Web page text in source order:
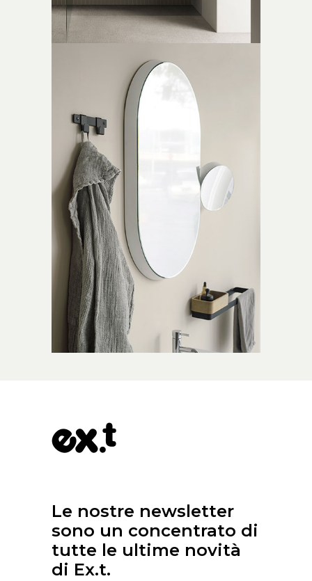
Le nostre newsletter
sono un concentrato di
tutte le ultime novità
di Ex.t.